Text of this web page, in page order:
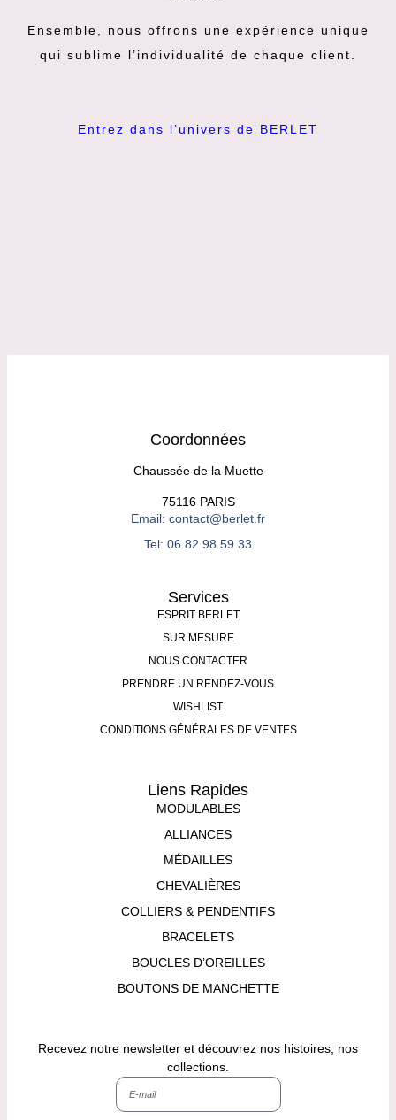
Ensemble, nous offrons une expérience unique
qui sublime l’individualité de chaque client.
Entrez dans l’univers de BERLET
Recevez notre newsletter et découvrez nos histoires, nos
collections.
Services
ESPRIT BERLET
SUR MESURE
NOUS CONTACTER
PRENDRE UN RENDEZ-VOUS
WISHLIST
CONDITIONS GÉNÉRALES DE VENTES
Liens Rapides
MODULABLES
ALLIANCES
MÉDAILLES
CHEVALIÈRES
COLLIERS & PENDENTIFS
BRACELETS
BOUCLES D’OREILLES
BOUTONS DE MANCHETTE
Coordonnées
Chaussée de la Muette
75116 PARIS
Email: contact@berlet.fr
Tel: 06 82 98 59 33